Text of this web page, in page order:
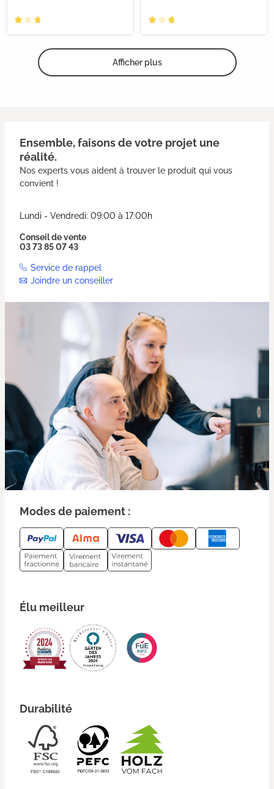
Afficher plus
Ensemble, faisons de votre projet une
réalité.
Nos experts vous aident à trouver le produit qui vous
convient !
Lundi - Vendredi: 09:00 à 17:00h
Conseil de vente
03 73 85 07 43
Service de rappel
Joindre un conseiller
Modes de paiement :
Élu meilleur
Durabilité